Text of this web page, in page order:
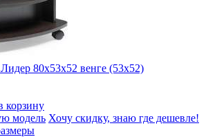
80х53х52 венге (53x52)
корзину
модель Хочу скидку, знаю где дешевле!